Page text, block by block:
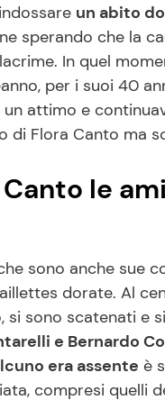
un abito
sperando che la
In quel
per i suoi 40
attimo e
di Flora Canto ma
le
sono anche sue
dorate. Al
sono scatenati e
e Bernardo
era assente è
compresi quelli